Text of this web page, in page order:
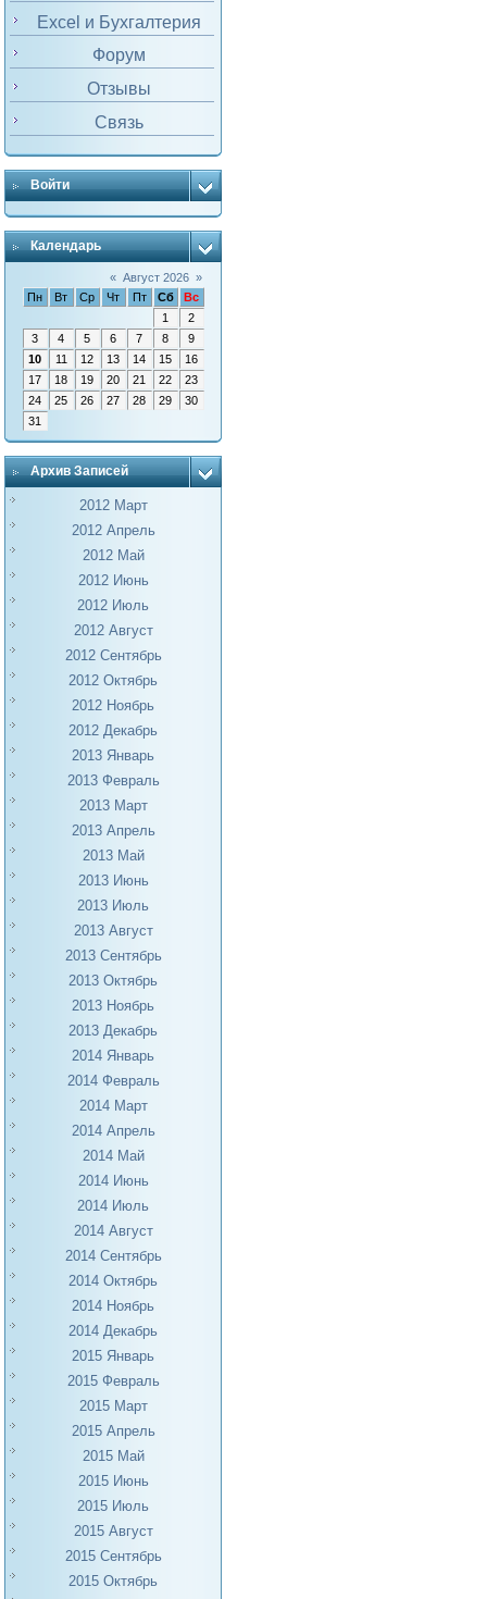
Excel и Бухгалтерия
Форум
Отзывы
Связь
Войти
Календарь
« Август 2026 »
Пн
Вт Ср Чт Пт Сб
Вс
1
2
3
4 5 6 7 8
9
10
11 12 13 14 15
16
17
18 19 20 21 22
23
24
25 26 27 28 29
30
31
Архив Записей
2012 Март
2012 Апрель
2012 Май
2012 Июнь
2012 Июль
2012 Август
2012 Сентябрь
2012 Октябрь
2012 Ноябрь
2012 Декабрь
2013 Январь
2013 Февраль
2013 Март
2013 Апрель
2013 Май
2013 Июнь
2013 Июль
2013 Август
2013 Сентябрь
2013 Октябрь
2013 Ноябрь
2013 Декабрь
2014 Январь
2014 Февраль
2014 Март
2014 Апрель
2014 Май
2014 Июнь
2014 Июль
2014 Август
2014 Сентябрь
2014 Октябрь
2014 Ноябрь
2014 Декабрь
2015 Январь
2015 Февраль
2015 Март
2015 Апрель
2015 Май
2015 Июнь
2015 Июль
2015 Август
2015 Сентябрь
2015 Октябрь